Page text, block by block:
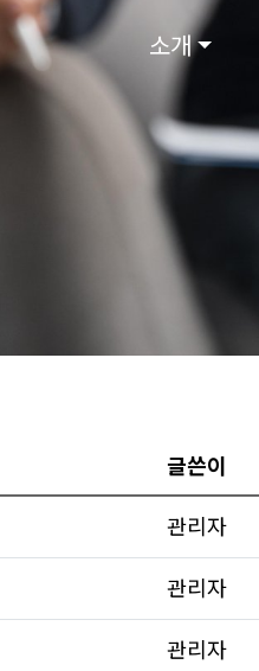
소개
글쓴이
관리자
관리자
관리자